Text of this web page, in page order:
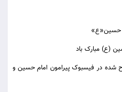
حسین«ع»
(ع) مبارک باد
شده در فیسبوک پیرامون امام حسین و